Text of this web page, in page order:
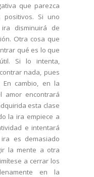
que parezca
positivos. Si uno
disminuirá de
Otra cosa que
qué es lo que
Si lo intenta,
nada, pues
cambio, en la
amor encontrará
esta clase
la ira empiece a
e intentará
es demasiado
la mente a otra
a cerrar los
en la